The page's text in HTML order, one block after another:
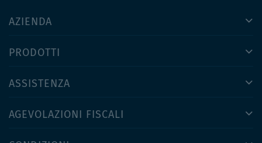
AZIENDA
PRODOTTI
ASSISTENZA
AGEVOLAZIONI FISCALI